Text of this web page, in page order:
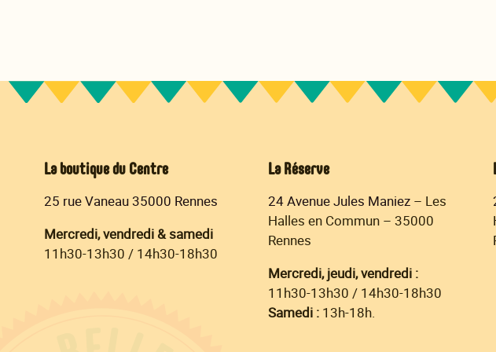
La boutique du Centre
25 rue Vaneau 35000 Rennes
Mercredi, vendredi & samedi
11h30-13h30 / 14h30-18h30
La Réserve
24 Avenue Jules Maniez – Les
Halles en Commun – 35000
Rennes
Mercredi, jeudi, vendredi :
11h30-13h30 / 14h30-18h30
Samedi : 13h-18h.